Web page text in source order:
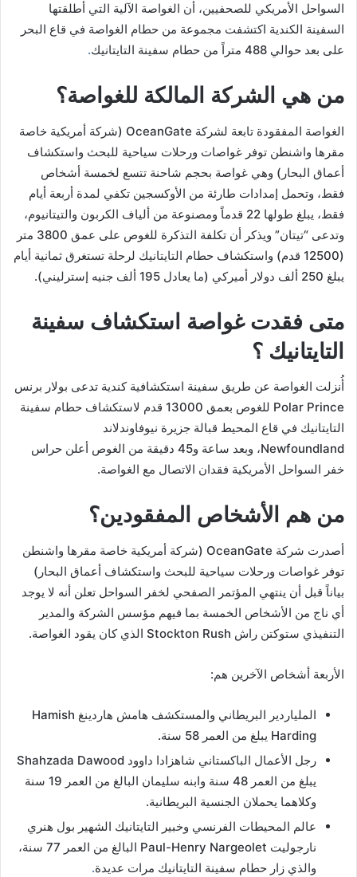
السواحل الأمريكي للصحفيين، أن الغواصة الآلية التي أطلقتها
السفينة الكندية اكتشفت مجموعة من حطام الغواصة في قاع البحر
على بعد حوالي 488 متراً من حطام سفينة التايتانيك
.
من هي الشركة المالكة للغواصة؟
الغواصة المفقودة تابعة لشركة OceanGate (شركة أمريكية خاصة
مقرها واشنطن توفر غواصات ورحلات سياحية للبحث واستكشاف
أعماق البحار) وهي غواصة بحجم شاحنة تتسع لخمسة أشخاص
فقط، وتحمل إمدادات طارئة من الأوكسجين تكفي لمدة أربعة أيام
فقط، يبلغ طولها 22 قدماً ومصنوعة من ألياف الكربون والتيتانيوم،
وتدعى “تيتان” ويذكر أن تكلفة التذكرة للغوص على عمق 3800 متر
(12500 قدم) واستكشاف حطام التايتانيك لرحلة تستغرق ثمانية أيام
يبلغ 250 ألف دولار أميركي (ما يعادل 195 ألف جنيه إسترليني).
متى فقدت غواصة استكشاف سفينة
التايتانيك ؟
أُنزلت الغواصة عن طريق سفينة استكشافية كندية تدعى بولار برنس
Polar Prince للغوص بعمق 13000 قدم لاستكشاف حطام سفينة
التايتانيك في قاع المحيط قبالة جزيرة نيوفاوندلاند
Newfoundland، وبعد ساعة و45 دقيقة من الغوص أعلن حراس
خفر السواحل الأمريكية فقدان الاتصال مع الغواصة.
من هم الأشخاص المفقودين؟
أصدرت شركة OceanGate (شركة أمريكية خاصة مقرها واشنطن
توفر غواصات ورحلات سياحية للبحث واستكشاف أعماق البحار)
بياناً قبل أن ينتهي المؤتمر الصفحي لخفر السواحل تعلن أنه لا يوجد
أي ناج من الأشخاص الخمسة بما فيهم مؤسس الشركة والمدير
التنفيذي ستوكتن راش Stockton Rush الذي كان يقود الغواصة.
الأربعة أشخاص الآخرين هم:
الملياردير البريطاني والمستكشف هامش هاردينغ Hamish
Harding يبلغ من العمر 58 سنة.
رجل الأعمال الباكستاني شاهزادا داوود Shahzada Dawood
يبلغ من العمر 48 سنة وابنه سليمان البالغ من العمر 19 سنة
وكلاهما يحملان الجنسية البريطانية.
عالم المحيطات الفرنسي وخبير التايتانيك الشهير بول هنري
نارجوليت Paul-Henry Nargeolet البالغ من العمر 77 سنة،
والذي زار حطام سفينة التايتانيك مرات عديدة.